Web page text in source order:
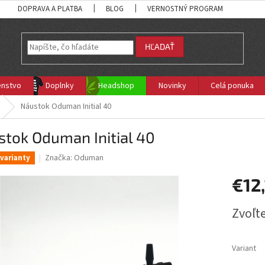
DOPRAVA A PLATBA BLOG VERNOSTNÝ PROGRAM
HĽADAŤ
Doplnky Headshop Novinky Celá ponuka
Náustok Oduman Initial 40
Oduman Initial 40
Značka: Oduman
cena:
Variant